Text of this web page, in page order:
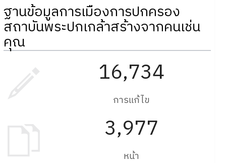
ฐานข้อมูลการเมืองการปกครอง
สถาบันพระปกเกล้าสร้างจากคนเช่น
คุณ
16,734
การแก้ไข
3,977
หน้า